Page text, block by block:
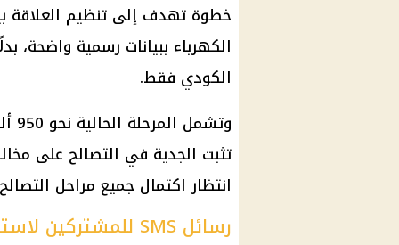
خطوة تهدف إلى تنظيم العلاقة
الكهرباء ببيانات رسمية واضحة،
الكودي فقط.
تثبت الجدية في التصالح على
انتظار اكتمال جميع مراحل
رسائل SMS للمشتركين لاستكمال المستندات